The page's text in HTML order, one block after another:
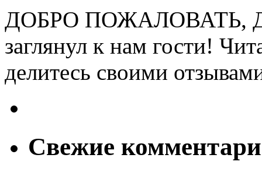
ДОБРО ПОЖАЛОВАТЬ,
заглянул к нам гости!
делитесь своими
Свежие